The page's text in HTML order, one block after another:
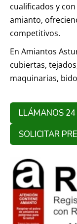
cualificados y
amianto,
competitivos.
En Amiantos
cubiertas,
maquinarias,
LLÁMANOS 24
SOLICITAR